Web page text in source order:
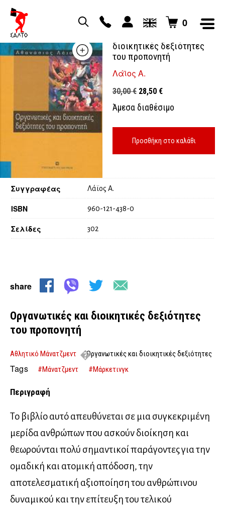
0
διοικητικές δεξιότητες
του προπονητή
Λάϊος Α.
30,00€ Original
price
30,00 €.
28,50 €Η
τρέχουσα
τιμή
είναι:
28,50 €.
Άμεσα διαθέσιμο
Προσθήκη στο καλάθι
Συγγραφέας Λάϊος Α.
ISBN 960-121-438-0
Σελίδες 302
share
Οργανωτικές και διοικητικές δεξιότητες
του προπονητή
Αθλητικό Μάνατζμεντ
Οργανωτικές και διοικητικές δεξιότητες
του προπονητή
Tags #Μάνατζμεντ #Μάρκετινγκ
Περιγραφή
Το βιβλίο αυτό απευθύνεται σε μια συγκεκριμένη
μερίδα ανθρώπων που ασκούν διοίκηση και
θεωρούνται πολύ σημαντικοί παράγοντες για την
ομαδική και ατομική απόδοση, την
αποτελεσματική αξιοποίηση του ανθρώπινου
δυναμικού και την επίτευξη του τελικού